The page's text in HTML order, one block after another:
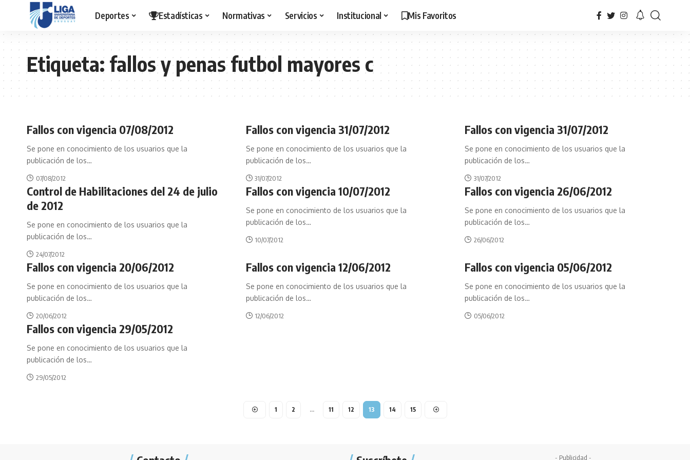
Deportes Estadísticas Normativas Servicios Institucional Mis Favoritos
Etiqueta: fallos y penas futbol mayores c
Fallos con vigencia 07/08/2012
Se pone en conocimiento de los usuarios que la
publicación de los…
07/08/2012
Fallos con vigencia 31/07/2012
Se pone en conocimiento de los usuarios que la
publicación de los…
31/07/2012
Fallos con vigencia 31/07/2012
Se pone en conocimiento de los usuarios que la
publicación de los…
31/07/2012
Control de Habilitaciones del 24 de julio
de 2012
Se pone en conocimiento de los usuarios que la
publicación de los…
24/07/2012
Fallos con vigencia 10/07/2012
Se pone en conocimiento de los usuarios que la
publicación de los…
10/07/2012
Fallos con vigencia 26/06/2012
Se pone en conocimiento de los usuarios que la
publicación de los…
26/06/2012
Fallos con vigencia 20/06/2012
Se pone en conocimiento de los usuarios que la
publicación de los…
20/06/2012
Fallos con vigencia 12/06/2012
Se pone en conocimiento de los usuarios que la
publicación de los…
12/06/2012
Fallos con vigencia 05/06/2012
Se pone en conocimiento de los usuarios que la
publicación de los…
05/06/2012
Fallos con vigencia 29/05/2012
Se pone en conocimiento de los usuarios que la
publicación de los…
29/05/2012
1 2 … 11 12 13 14 15
- Publicidad -